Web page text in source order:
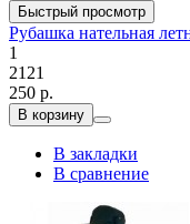
Быстрый просмотр
Рубашка нательная
1
2121
250 р.
В корзину
В закладки
В сравнение